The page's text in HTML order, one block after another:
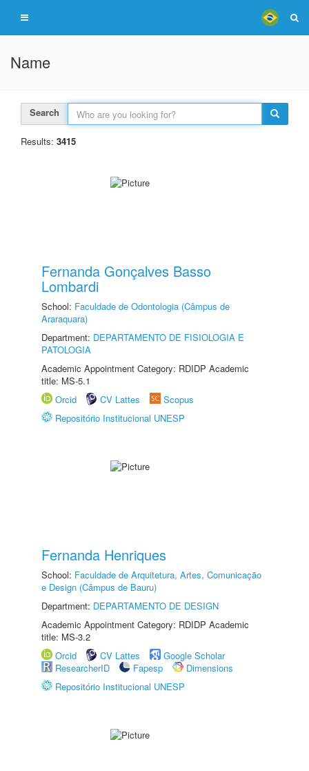
Name
Search
Results: 3415
Fernanda Gonçalves Basso
Lombardi
School: Faculdade de Odontologia (Câmpus de
Araraquara)
Department: DEPARTAMENTO DE FISIOLOGIA E
PATOLOGIA
Academic Appointment Category: RDIDP Academic
title: MS-5.1
Orcid
CV Lattes
Scopus
Repositório Institucional UNESP
Fernanda Henriques
School: Faculdade de Arquitetura, Artes, Comunicação
e Design (Câmpus de Bauru)
Department: DEPARTAMENTO DE DESIGN
Academic Appointment Category: RDIDP Academic
title: MS-3.2
Orcid
CV Lattes
Google Scholar
ResearcherID
Fapesp
Dimensions
Repositório Institucional UNESP